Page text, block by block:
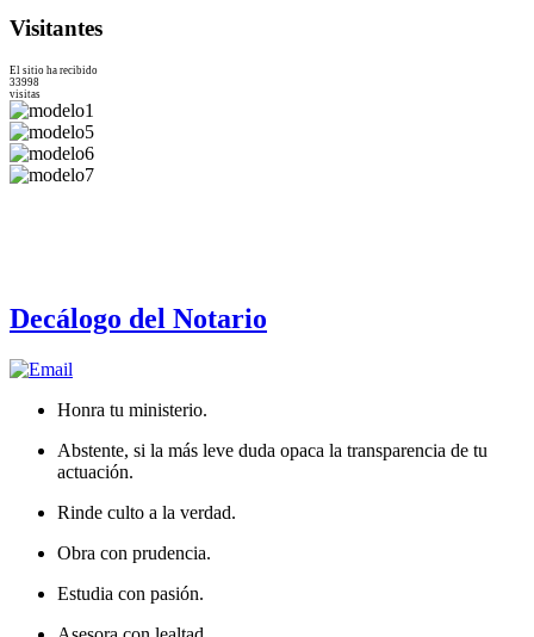
Visitantes
El sitio ha recibido
33998
visitas
Decálogo del Notario
Honra tu ministerio.
Abstente, si la más leve duda opaca la transparencia de tu
actuación.
Rinde culto a la verdad.
Obra con prudencia.
Estudia con pasión.